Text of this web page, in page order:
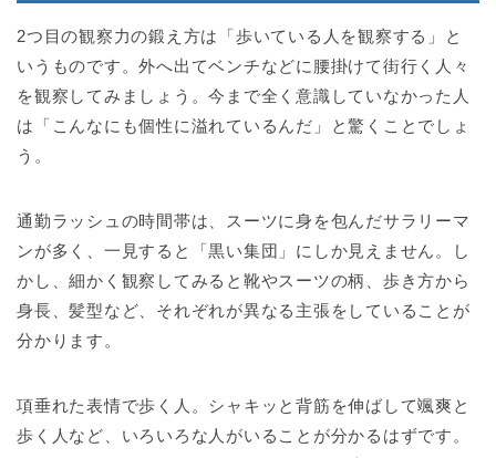
2つ目の観察力の鍛え方は「歩いている人を観察する」と
いうものです。外へ出てベンチなどに腰掛けて街行く人々
を観察してみましょう。今まで全く意識していなかった人
は「こんなにも個性に溢れているんだ」と驚くことでしょ
う。
通勤ラッシュの時間帯は、スーツに身を包んだサラリーマ
ンが多く、一見すると「黒い集団」にしか見えません。し
かし、細かく観察してみると靴やスーツの柄、歩き方から
身長、髪型など、それぞれが異なる主張をしていることが
分かります。
項垂れた表情で歩く人。シャキッと背筋を伸ばして颯爽と
歩く人など、いろいろな人がいることが分かるはずです。